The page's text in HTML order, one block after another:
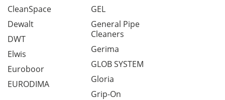
CleanSpace
Dewalt
DWT
Elwis
Euroboor
EURODIMA
GEL
General Pipe
Cleaners
Gerima
GLOB SYSTEM
Gloria
Grip-On